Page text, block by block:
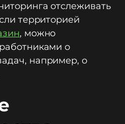
отслеживать
территорией
, можно
о
например, о